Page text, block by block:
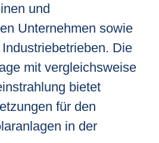
und
Unternehmen sowie
Die
mit vergleichsweise
bietet
für den
in der